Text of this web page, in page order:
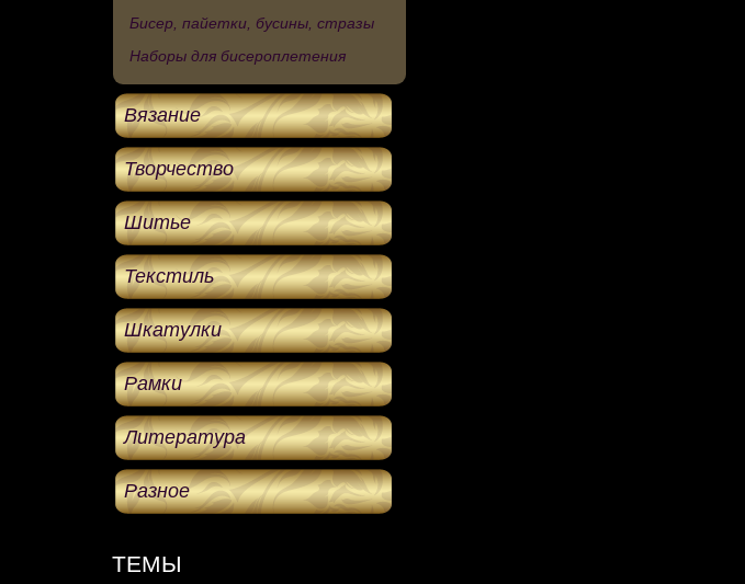
Бисер, пайетки, бусины, стразы
Наборы для бисероплетения
Вязание
Творчество
Шитье
Текстиль
Шкатулки
Рамки
Литература
Разное
ТЕМЫ